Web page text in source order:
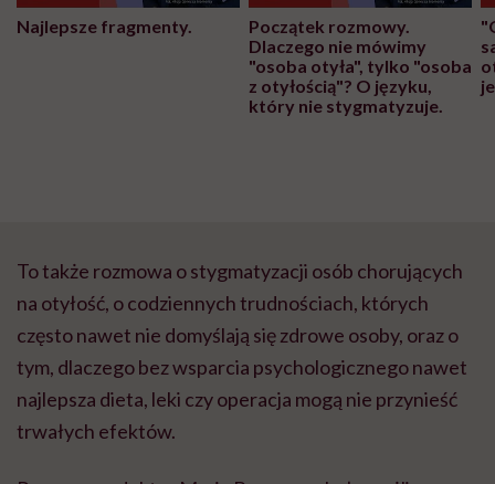
Najlepsze fragmenty.
Początek rozmowy.
Dlaczego nie mówimy
"osoba otyła", tylko "osoba
z otyłością"? O języku,
który nie stygmatyzuje.
To także rozmowa o stygmatyzacji osób chorujących
na otyłość, o codziennych trudnościach, których
często nawet nie domyślają się zdrowe osoby, oraz o
tym, dlaczego bez wsparcia psychologicznego nawet
najlepsza dieta, leki czy operacja mogą nie przynieść
trwałych efektów.